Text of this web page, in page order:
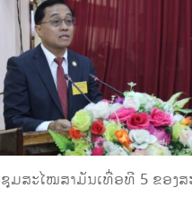
ະໄໝສາມັນເທື່ອທີ 5 ຂອງສ